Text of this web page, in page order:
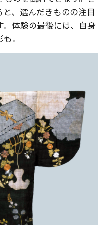
、選んだきものの注目
体験の最後には、自身
。